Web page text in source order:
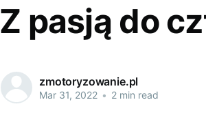
Z pasją do
zmotoryzowanie.pl
Mar 31, 2022 • 2 min read